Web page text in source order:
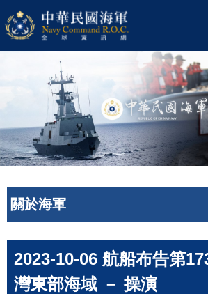
關於海軍
2023-10-06 航船布告第
灣東部海域 － 操演